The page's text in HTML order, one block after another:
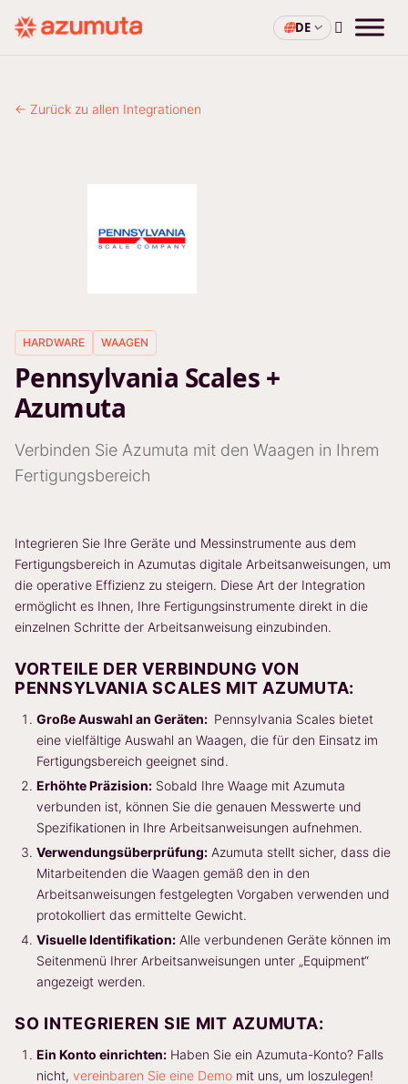
DE
← Zurück zu allen Integrationen
HARDWARE WAAGEN
Pennsylvania Scales +
Azumuta
Verbinden Sie Azumuta mit den Waagen in Ihrem
Fertigungsbereich
Integrieren Sie Ihre Geräte und Messinstrumente aus dem
Fertigungsbereich in Azumutas digitale Arbeitsanweisungen, um
die operative Effizienz zu steigern. Diese Art der Integration
ermöglicht es Ihnen, Ihre Fertigungsinstrumente direkt in die
einzelnen Schritte der Arbeitsanweisung einzubinden.
VORTEILE DER VERBINDUNG VON
PENNSYLVANIA SCALES MIT AZUMUTA:
Große Auswahl an Geräten: Pennsylvania Scales bietet
eine vielfältige Auswahl an Waagen, die für den Einsatz im
Fertigungsbereich geeignet sind.
Erhöhte Präzision: Sobald Ihre Waage mit Azumuta
verbunden ist, können Sie die genauen Messwerte und
Spezifikationen in Ihre Arbeitsanweisungen aufnehmen.
Verwendungsüberprüfung: Azumuta stellt sicher, dass die
Mitarbeitenden die Waagen gemäß den in den
Arbeitsanweisungen festgelegten Vorgaben verwenden und
protokolliert das ermittelte Gewicht.
Visuelle Identifikation: Alle verbundenen Geräte können im
Seitenmenü Ihrer Arbeitsanweisungen unter „Equipment“
angezeigt werden.
SO INTEGRIEREN SIE MIT AZUMUTA:
Ein Konto einrichten: Haben Sie ein Azumuta-Konto? Falls
nicht, vereinbaren Sie eine Demo mit uns, um loszulegen!